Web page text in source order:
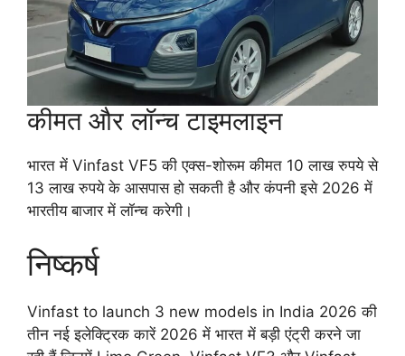
कीमत और लॉन्च टाइमलाइन
भारत में Vinfast VF5 की एक्स-शोरूम कीमत 10 लाख रुपये से
13 लाख रुपये के आसपास हो सकती है और कंपनी इसे 2026 में
भारतीय बाजार में लॉन्च करेगी।
निष्कर्ष
Vinfast to launch 3 new models in India 2026 की
तीन नई इलेक्ट्रिक कारें 2026 में भारत में बड़ी एंट्री करने जा